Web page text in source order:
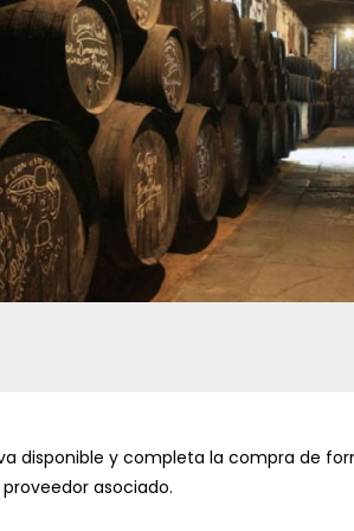
disponible y completa la compra de
asociado.